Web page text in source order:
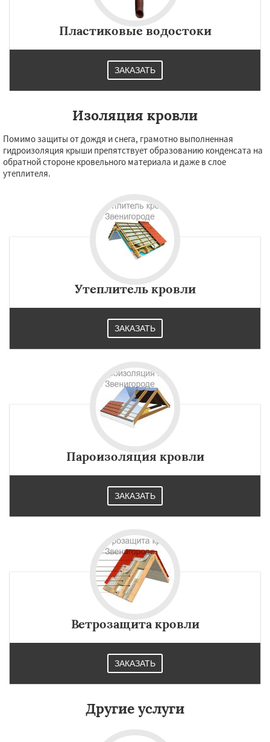
Пластиковые водостоки
ЗАКАЗАТЬ
Изоляция кровли
Помимо защиты от дождя и снега, грамотно выполненная
гидроизоляция крыши препятствует образованию конденсата на
обратной стороне кровельного материала и даже в слое
утеплителя.
Утеплитель кровли
ЗАКАЗАТЬ
Пароизоляция кровли
ЗАКАЗАТЬ
Ветрозащита кровли
ЗАКАЗАТЬ
Другие услуги